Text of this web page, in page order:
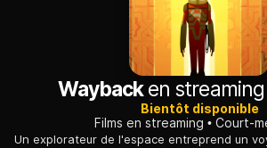
Waybacken streaming
Bientôt disponible
Films en streaming
Court-